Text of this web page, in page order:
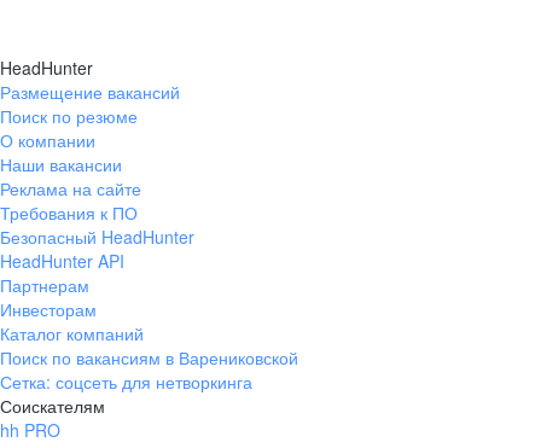
HeadHunter
Размещение вакансий
Поиск по резюме
О компании
Наши вакансии
Реклама на сайте
Требования к ПО
Безопасный HeadHunter
HeadHunter API
Партнерам
Инвесторам
Каталог компаний
Поиск по вакансиям в Варениковской
Сетка: соцсеть для нетворкинга
Соискателям
hh PRO